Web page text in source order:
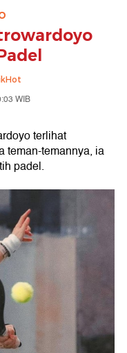
WIB
terlihat
teman-temannya, ia
padel.